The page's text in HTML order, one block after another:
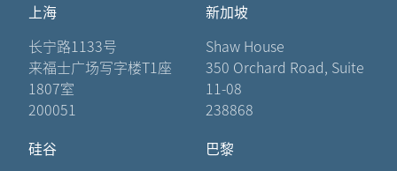
上海
长宁路1133号
来福士广场写字楼T1座
1807室
200051
新加坡
Shaw House
350 Orchard Road, Suite
11-08
238868
硅谷
巴黎